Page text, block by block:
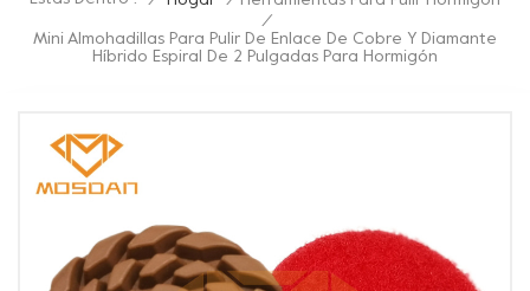
/
Mini Almohadillas Para Pulir De Enlace De Cobre Y Diamante
Híbrido Espiral De 2 Pulgadas Para Hormigón